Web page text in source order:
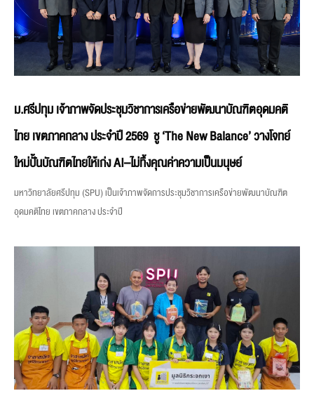
ม.ศรีปทุม เจ้าภาพจัดประชุมวิชาการเครือข่ายพัฒนาบัณฑิตอุดมคติ
ไทย เขตภาคกลาง ประจำปี 2569 ชู ‘The New Balance’ วางโจทย์
ใหม่ปั้นบัณฑิตไทยให้เก่ง AI–ไม่ทิ้งคุณค่าความเป็นมนุษย์
มหาวิทยาลัยศรีปทุม (SPU) เป็นเจ้าภาพจัดการประชุมวิชาการเครือข่ายพัฒนาบัณฑิต
อุดมคติไทย เขตภาคกลาง ประจำปี